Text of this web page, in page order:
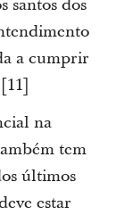
santos dos
a cumprir
na
tem
últimos
estar